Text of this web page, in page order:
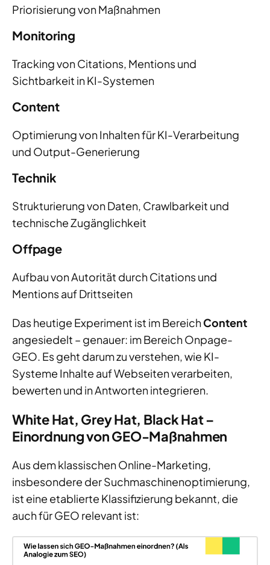
Priorisierung von Maßnahmen
Monitoring
Tracking von Citations, Mentions und
Sichtbarkeit in KI-Systemen
Content
Optimierung von Inhalten für KI-Verarbeitung
und Output-Generierung
Technik
Strukturierung von Daten, Crawlbarkeit und
technische Zugänglichkeit
Offpage
Aufbau von Autorität durch Citations und
Mentions auf Drittseiten
Das heutige Experiment ist im BereichContent
angesiedelt – genauer: im Bereich Onpage-
GEO. Es geht darum zu verstehen, wie KI-
Systeme Inhalte auf Webseiten verarbeiten,
bewerten und in Antworten integrieren.
White Hat, Grey Hat, Black Hat –
Einordnung von GEO-Maßnahmen
Aus dem klassischen Online-Marketing,
insbesondere der Suchmaschinenoptimierung,
ist eine etablierte Klassifizierung bekannt, die
auch für GEO relevant ist: